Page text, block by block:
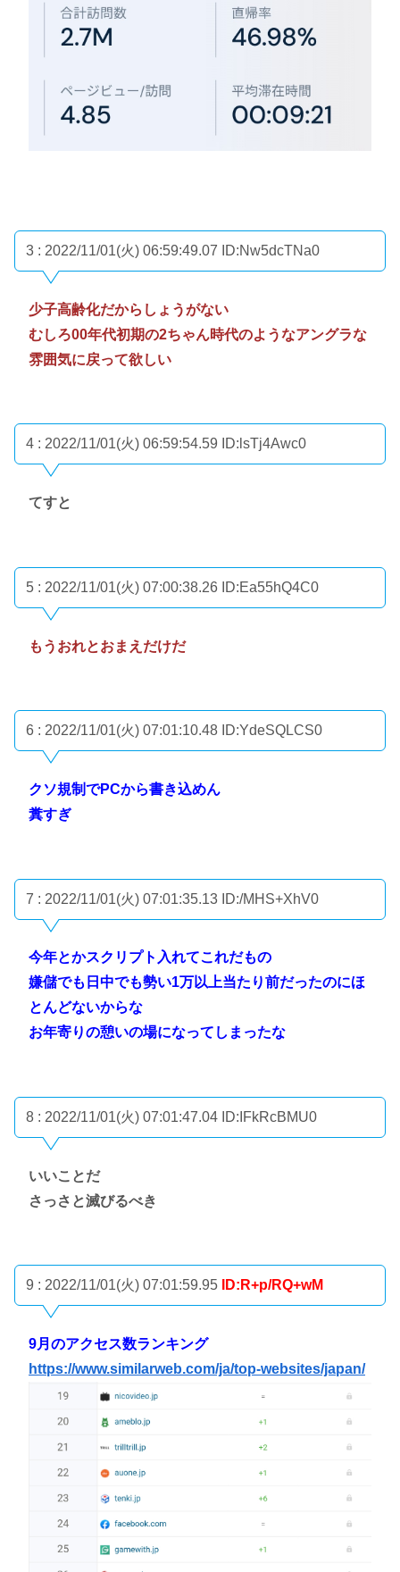
3 : 2022/11/01(火) 06:59:49.07 ID:Nw5dcTNa0
少子高齢化だからしょうがない
むしろ00年代初期の2ちゃん時代のようなアングラな
雰囲気に戻って欲しい
4 : 2022/11/01(火) 06:59:54.59 ID:lsTj4Awc0
てすと
5 : 2022/11/01(火) 07:00:38.26 ID:Ea55hQ4C0
もうおれとおまえだけだ
6 : 2022/11/01(火) 07:01:10.48 ID:YdeSQLCS0
クソ規制でPCから書き込めん
糞すぎ
7 : 2022/11/01(火) 07:01:35.13 ID:/MHS+XhV0
今年とかスクリプト入れてこれだもの
嫌儲でも日中でも勢い1万以上当たり前だったのにほ
とんどないからな
お年寄りの憩いの場になってしまったな
8 : 2022/11/01(火) 07:01:47.04 ID:IFkRcBMU0
いいことだ
さっさと滅びるべき
9 : 2022/11/01(火) 07:01:59.95 ID:R+p/RQ+wM
9月のアクセス数ランキング
https://www.similarweb.com/ja/top-websites/japan/